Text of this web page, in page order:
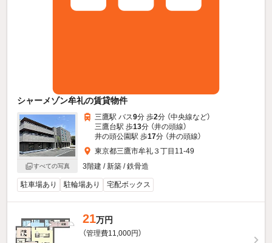
シャーメゾン牟礼の賃貸物件
すべての写真
三鷹駅 バス9分 歩2分 （中央線など）
三鷹台駅 歩13分 （井の頭線）
井の頭公園駅 歩17分 （井の頭線）
東京都三鷹市牟礼３丁目11-49
3階建 / 新築 / 鉄骨造
駐車場あり 駐輪場あり 宅配ボックス
21万円
（管理費11,000円）